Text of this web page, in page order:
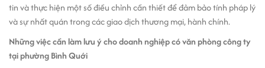
tin và thực hiện một số điều chỉnh cần thiết để đảm bảo tính pháp lý
và sự nhất quán trong các giao dịch thương mại, hành chính.
Những việc cần làm lưu ý cho doanh nghiệp có văn phòng công ty
tại phường Bình Quới